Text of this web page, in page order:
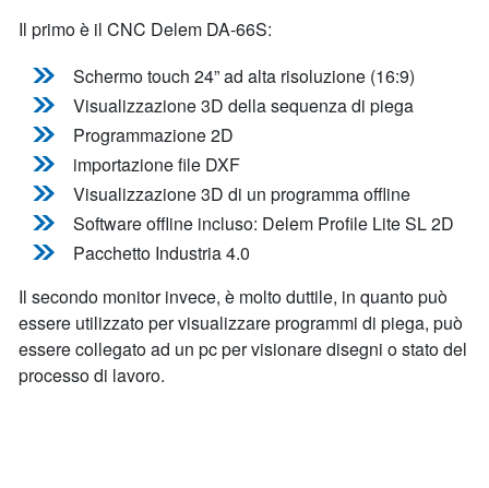
Il primo è il CNC Delem DA-66S:
Schermo touch 24” ad alta risoluzione (16:9)
Visualizzazione 3D della sequenza di piega
Programmazione 2D
importazione file DXF
Visualizzazione 3D di un programma offline
Software offline incluso: Delem Profile Lite SL 2D
Pacchetto Industria 4.0
Il secondo monitor invece, è molto duttile, in quanto può
essere utilizzato per visualizzare programmi di piega, può
essere collegato ad un pc per visionare disegni o stato del
processo di lavoro.